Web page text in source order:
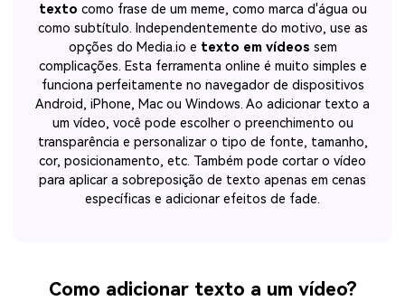
texto como frase de um meme, como marca d'água ou
como subtítulo. Independentemente do motivo, use as
opções do Media.io e texto em vídeos sem
complicações. Esta ferramenta online é muito simples e
funciona perfeitamente no navegador de dispositivos
Android, iPhone, Mac ou Windows. Ao adicionar texto a
um vídeo, você pode escolher o preenchimento ou
transparência e personalizar o tipo de fonte, tamanho,
cor, posicionamento, etc. Também pode cortar o vídeo
para aplicar a sobreposição de texto apenas em cenas
específicas e adicionar efeitos de fade.
Como adicionar texto a um vídeo?